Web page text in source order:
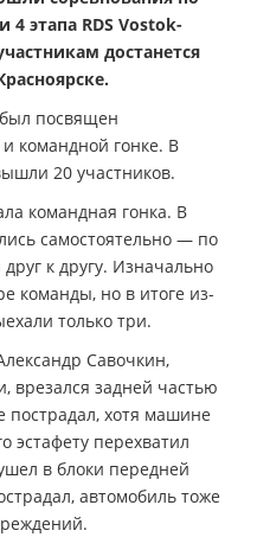
этапа RDS Vostok-
достанется
посвящен
командной гонке. В
20 участников.
командная гонка. В
самостоятельно — по
к другу. Изначально
команды, но в итоге из-
только три.
Савочкин,
врезался задней частью
пострадал, хотя машине
эстафету перехватил
в блоки передней
автомобиль тоже